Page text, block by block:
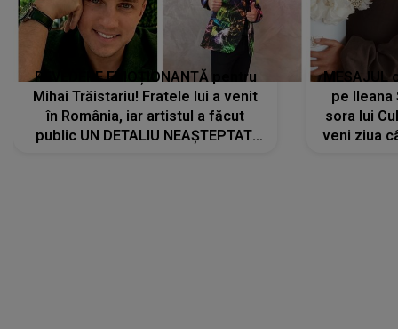
REVEDERE EMOȚIONANTĂ pentru
Mihai Trăistariu! Fratele lui a venit
în România, iar artistul a făcut
public UN DETALIU NEAȘTEPTAT:
MESAJUL
pe Ileana
sora lui
veni ziua